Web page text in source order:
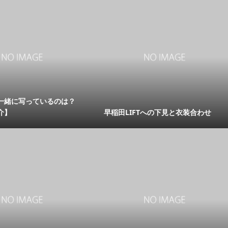
緒に写っているのは？
早稲田LIFTへの下見と衣装合わせ